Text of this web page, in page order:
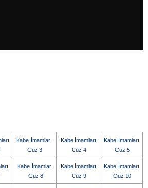
Kabe İmamları
Cüz 3
Kabe İmamları
Cüz 4
Kabe İmamları
Cüz 5
Kabe İmamları
Cüz 8
Kabe İmamları
Cüz 9
Kabe İmamları
Cüz 10